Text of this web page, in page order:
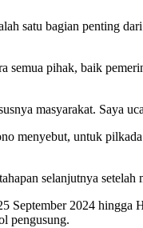
satu bagian penting
semua pihak, baik
masyarakat. Saya
menyebut, untuk
selanjutnya
September 2024
pengusung.